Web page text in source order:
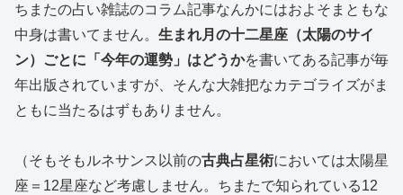
ちまたの占い雑誌のコラム記事なんかにはおよそまともな
中身は書いてません。 生まれ月の十二星座（太陽のサイ
ン）ごとに「今年の運勢」はどうかを書いてある記事が毎
年出版されていますが、そんな大雑把なカテゴライズがま
ともに当たるはずもありません。
（そもそもルネサンス以前の古典占星術においては太陽星
座＝12星座など考慮しません。ちまたで知られている12